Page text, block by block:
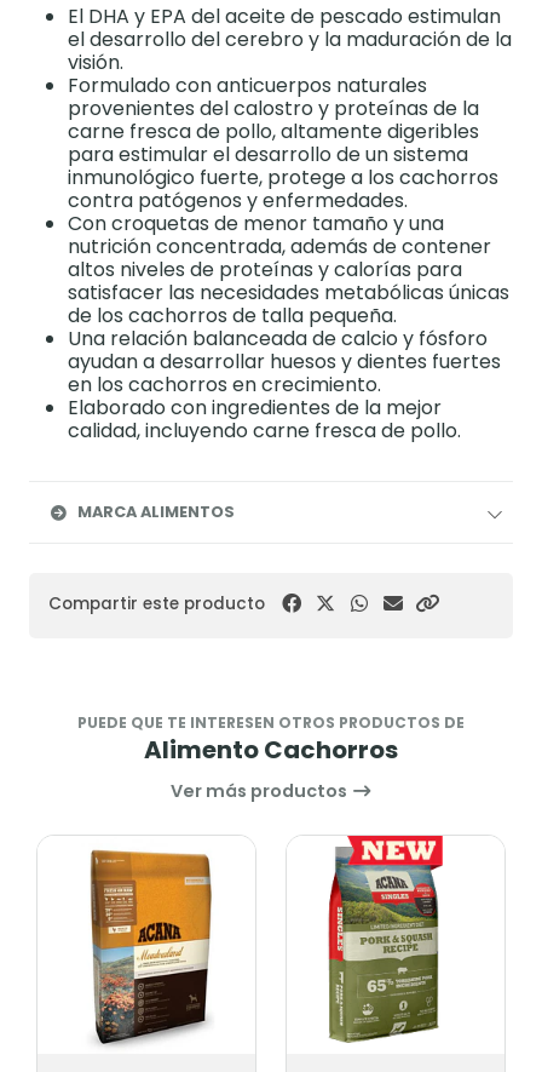
El DHA y EPA del aceite de pescado estimulan
el desarrollo del cerebro y la maduración de la
visión.
Formulado con anticuerpos naturales
provenientes del calostro y proteínas de la
carne fresca de pollo, altamente digeribles
para estimular el desarrollo de un sistema
inmunológico fuerte, protege a los cachorros
contra patógenos y enfermedades.
Con croquetas de menor tamaño y una
nutrición concentrada, además de contener
altos niveles de proteínas y calorías para
satisfacer las necesidades metabólicas únicas
de los cachorros de talla pequeña.
Una relación balanceada de calcio y fósforo
ayudan a desarrollar huesos y dientes fuertes
en los cachorros en crecimiento.
Elaborado con ingredientes de la mejor
calidad, incluyendo carne fresca de pollo.
MARCA ALIMENTOS
Compartir este producto
PUEDE QUE TE INTERESEN OTROS PRODUCTOS DE
Alimento Cachorros
Ver más productos